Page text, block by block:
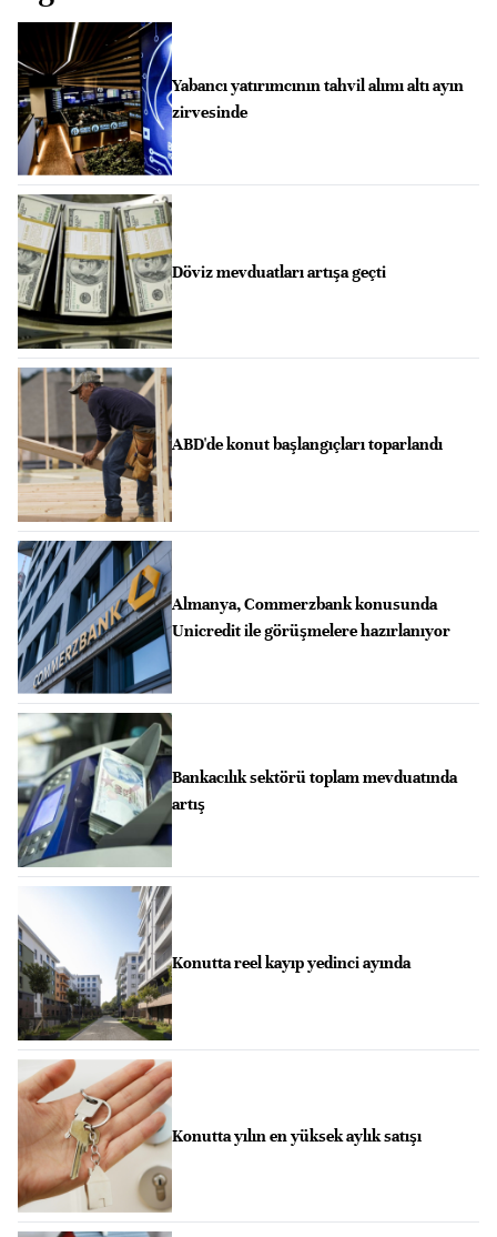
Yabancı yatırımcının tahvil alımı altı ayın
zirvesinde
Döviz mevduatları artışa geçti
ABD'de konut başlangıçları toparlandı
Almanya, Commerzbank konusunda
Unicredit ile görüşmelere hazırlanıyor
Bankacılık sektörü toplam mevduatında
artış
Konutta reel kayıp yedinci ayında
Konutta yılın en yüksek aylık satışı